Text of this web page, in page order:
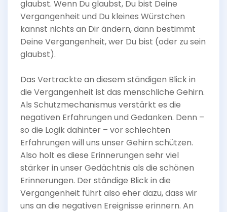
glaubst. Wenn Du glaubst, Du bist Deine
Vergangenheit und Du kleines Würstchen
kannst nichts an Dir ändern, dann bestimmt
Deine Vergangenheit, wer Du bist (oder zu sein
glaubst).
Das Vertrackte an diesem ständigen Blick in
die Vergangenheit ist das menschliche Gehirn.
Als Schutzmechanismus verstärkt es die
negativen Erfahrungen und Gedanken. Denn –
so die Logik dahinter – vor schlechten
Erfahrungen will uns unser Gehirn schützen.
Also holt es diese Erinnerungen sehr viel
stärker in unser Gedächtnis als die schönen
Erinnerungen. Der ständige Blick in die
Vergangenheit führt also eher dazu, dass wir
uns an die negativen Ereignisse erinnern. An